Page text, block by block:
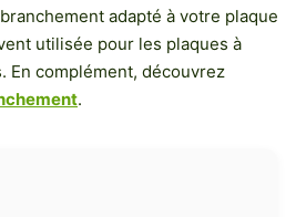
adapté à votre plaque
utilisée pour les plaques à
En complément, découvrez
.